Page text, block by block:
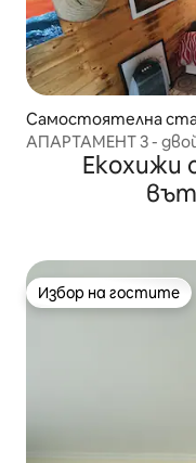
Самостоятелна
АПАРТАМЕНТ 3 -
самостоятелна
Екохижи
Избор на гостите
Избор на гостите